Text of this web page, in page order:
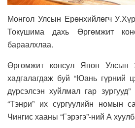
Монгол Улсын Ерөнхийлөгч
Токүшима дахь Өргөмжит
бараалхлаа.
Өргөмжит консул Япон Улсын
хадгалагдаж буй “Юань гүрний
дүрсэлсэн хуйлмал гар
“Тэнри” их сургуулийн номын
Чингис хааны “Гэрэгэ”-ний А